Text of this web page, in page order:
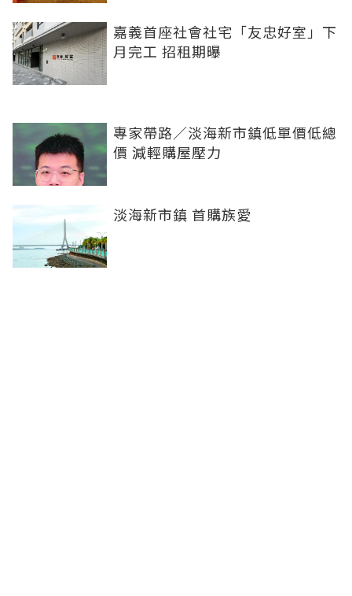
嘉義首座社會社宅「友忠好室」下
月完工 招租期曝
專家帶路／淡海新市鎮低單價低總
價 減輕購屋壓力
淡海新市鎮 首購族愛